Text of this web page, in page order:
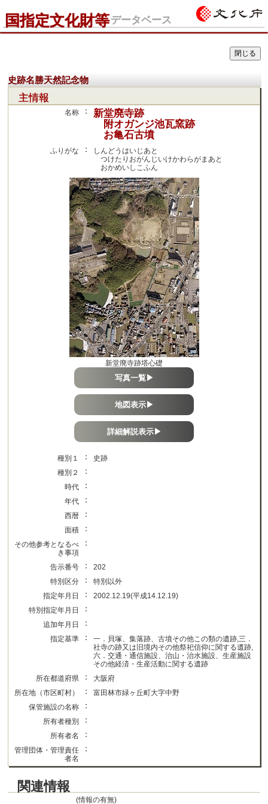
国指定文化財等データベース
史跡名勝天然記念物
主情報
名称 ：
新堂廃寺跡
附オガンジ池瓦窯跡
お亀石古墳
ふりがな ：
しんどうはいじあと
つけたりおがんじいけかわらがまあと
おかめいしこふん
新堂廃寺跡塔心礎
写真一覧▶
地図表示▶
詳細解説表示▶
種別１ ：
史跡
種別２
：
時代 ：
年代 ：
西暦 ：
面積 ：
その他参考となるべ
き事項
：
告示番号 ：
202
特別区分
：
特別以外
指定年月日
：
2002.12.19(平成14.12.19)
特別指定年月日
：
追加年月日 ：
指定基準 ：
一．貝塚、集落跡、古墳その他この類の遺跡,三．
社寺の跡又は旧境内その他祭祀信仰に関する遺跡,
六．交通・通信施設、治山・治水施設、生産施設
その他経済・生産活動に関する遺跡
所在都道府県
：
大阪府
所在地（市区町村）
：
富田林市緑ヶ丘町大字中野
保管施設の名称
：
所有者種別 ：
所有者名 ：
管理団体・管理責任
者名
：
関連情報
(情報の有無)